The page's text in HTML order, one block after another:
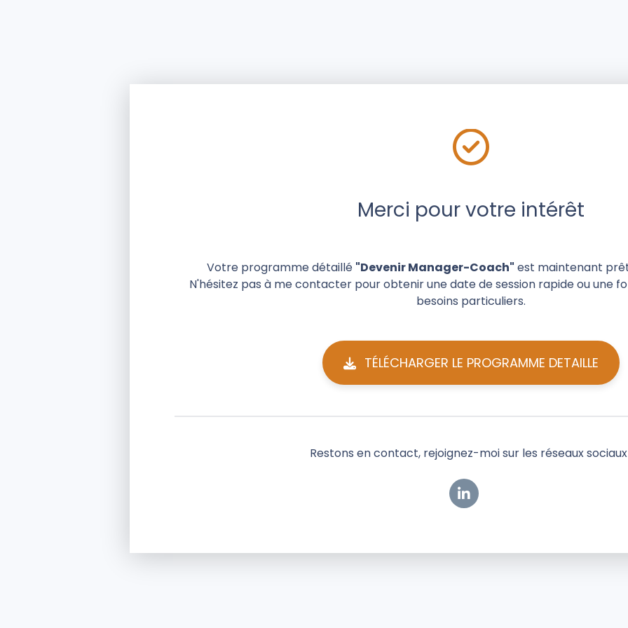
Merci pour votre intérêt
Votre programme détaillé "Devenir Manager-Coach" est maintenant
N'hésitez pas à me contacter pour obtenir une date de session rapide ou une
besoins particuliers.
TÉLÉCHARGER LE PROGRAMME DETAILLE
Restons en contact, rejoignez-moi sur les réseaux